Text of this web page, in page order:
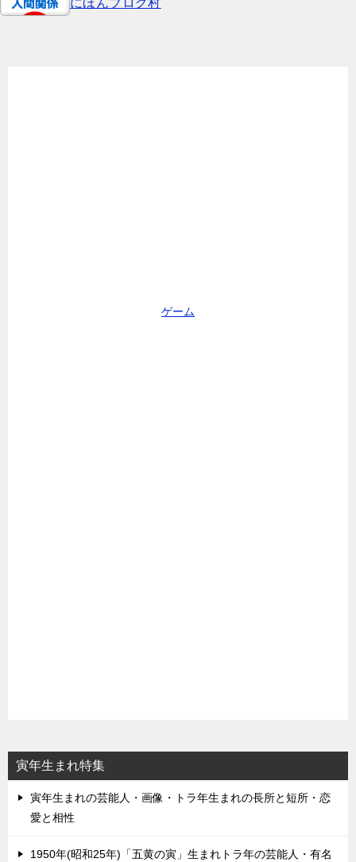
にほんブログ村
ゲーム
寅年生まれ特集
寅年生まれの芸能人・画像・トラ年生まれの長所と短所・恋
愛と相性
1950年(昭和25年)「五黄の寅」生まれトラ年の芸能人・有名